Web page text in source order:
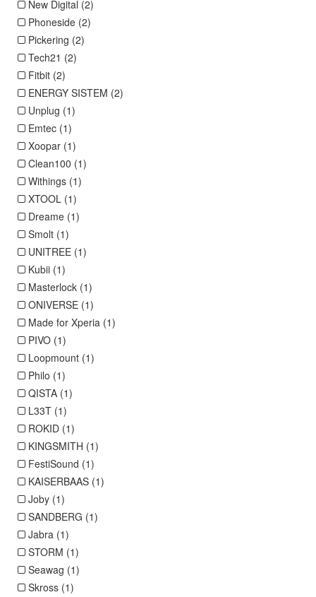
New Digital (2)
Phoneside (2)
Pickering (2)
Tech21 (2)
Fitbit (2)
ENERGY SISTEM (2)
Unplug (1)
Emtec (1)
Xoopar (1)
Clean100 (1)
Withings (1)
XTOOL (1)
Dreame (1)
Smolt (1)
UNITREE (1)
Kubii (1)
Masterlock (1)
ONIVERSE (1)
Made for Xperia (1)
PIVO (1)
Loopmount (1)
Philo (1)
QISTA (1)
L33T (1)
ROKID (1)
KINGSMITH (1)
FestiSound (1)
KAISERBAAS (1)
Joby (1)
SANDBERG (1)
Jabra (1)
STORM (1)
Seawag (1)
Skross (1)